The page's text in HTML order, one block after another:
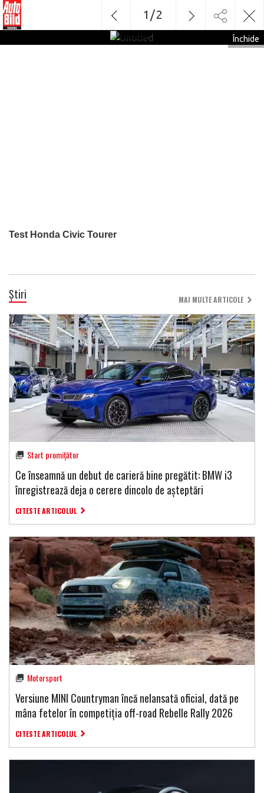
Test Honda Civic Tourer
Închide
1 /2
Știri MAI MULTE ARTICOLE
Start promițător
Ce înseamnă un debut de carieră bine pregătit: BMW i3
înregistrează deja o cerere dincolo de așteptări
CITESTE ARTICOLUL
Motorsport
Versiune MINI Countryman încă nelansată oficial, dată pe
mâna fetelor în competiția off-road Rebelle Rally 2026
CITESTE ARTICOLUL